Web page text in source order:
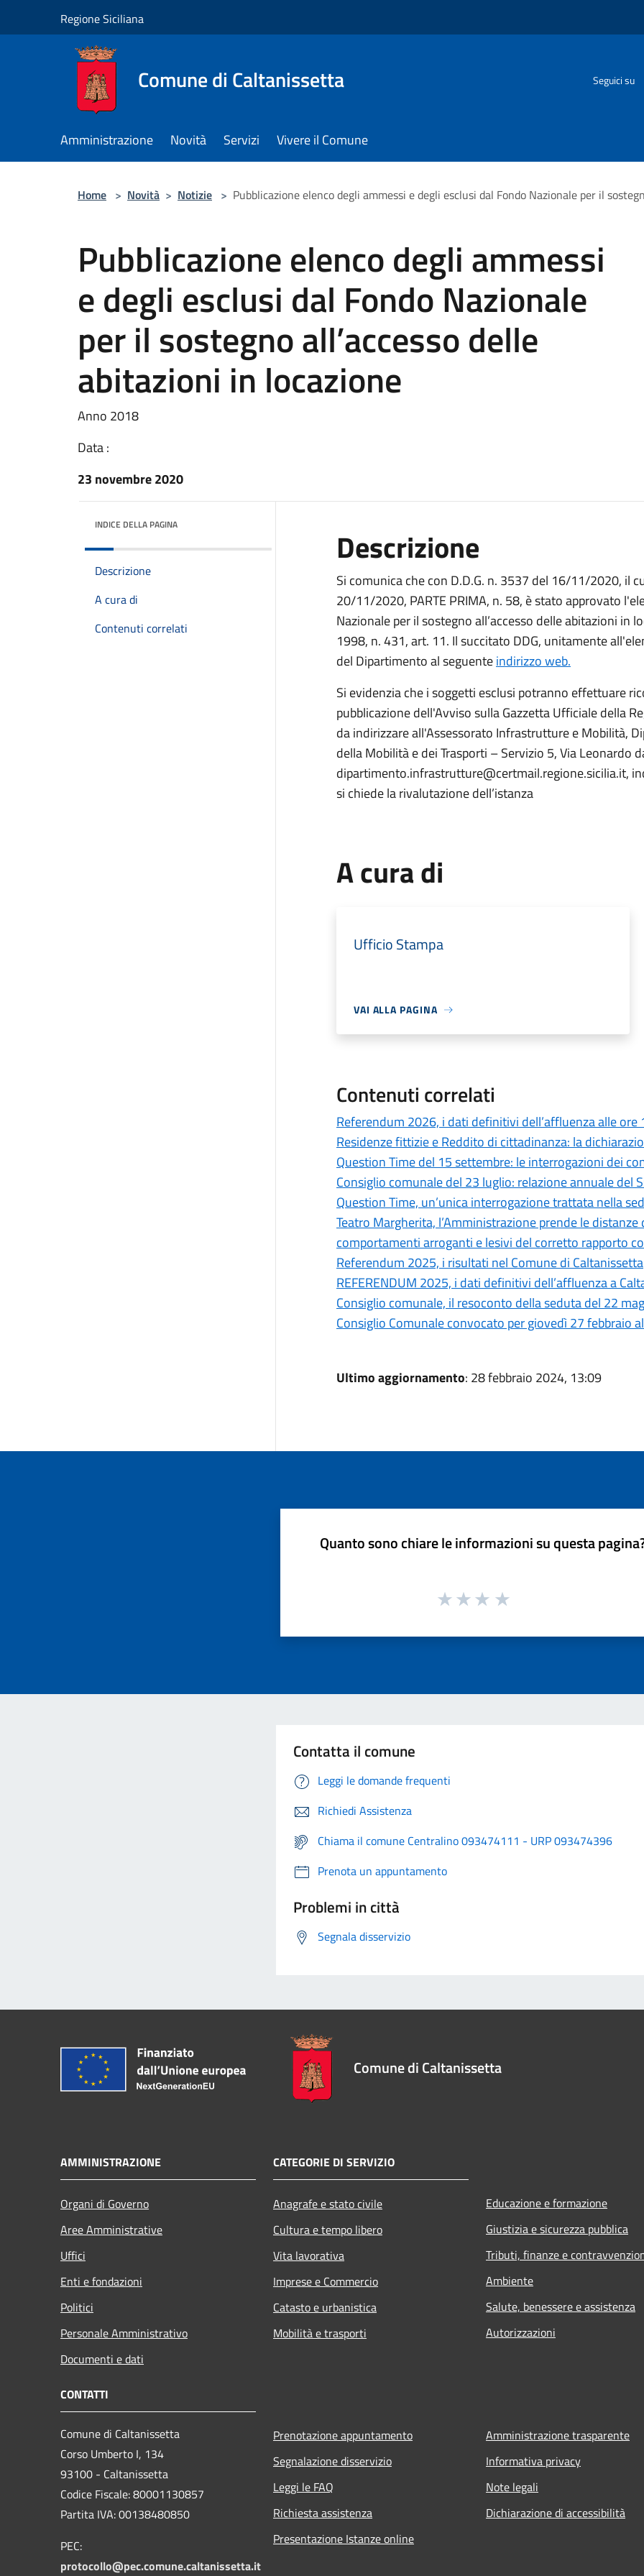
Regione Siciliana
Comune di Caltanissetta Seguici su
Amministrazione Novità Servizi Vivere il Comune
Home > Novità > Notizie > Pubblicazione elenco degli ammessi e degli esclusi dal Fondo Nazionale per il
Pubblicazione elenco degli ammessi
e degli esclusi dal Fondo Nazionale
per il sostegno all’accesso delle
abitazioni in locazione
Anno 2018
Data :
23 novembre 2020
INDICE DELLA PAGINA
Descrizione
A cura di
Contenuti correlati
Descrizione
Si comunica che con D.D.G. n. 3537 del 16/11/2020, il
20/11/2020, PARTE PRIMA, n. 58, è stato approvato
Nazionale per il sostegno all’accesso delle abitazioni in
1998, n. 431, art. 11. Il succitato DDG, unitamente
del Dipartimento al seguenteindirizzo web.
Si evidenzia che i soggetti esclusi potranno effettuare
pubblicazione dell'Avviso sulla Gazzetta Ufficiale della
da indirizzare all'Assessorato Infrastrutture e Mobilità,
della Mobilità e dei Trasporti – Servizio 5, Via Leonardo
dipartimento.infrastrutture@certmail.regione.sicilia.it,
si chiede la rivalutazione dell’istanza
A cura di
Ufficio Stampa
VAI ALLA PAGINA
Contenuti correlati
Referendum 2026, i dati definitivi dell’affluenza alle
Residenze fittizie e Reddito di cittadinanza: la
Question Time del 15 settembre: le interrogazioni dei
Consiglio comunale del 23 luglio: relazione annuale del
Question Time, un’unica interrogazione trattata nella
Teatro Margherita, l’Amministrazione prende le
comportamenti arroganti e lesivi del corretto rapporto
Referendum 2025, i risultati nel Comune di Caltanissetta
REFERENDUM 2025, i dati definitivi dell’affluenza a
Consiglio comunale, il resoconto della seduta del 22
Consiglio Comunale convocato per giovedì 27 febbraio
Ultimo aggiornamento: 28 febbraio 2024, 13:09
Quanto sono chiare le informazioni su questa
Contatta il comune
Leggi le domande frequenti
Richiedi Assistenza
Chiama il comune Centralino 093474111 - URP 093474396
Prenota un appuntamento
Problemi in città
Segnala disservizio
Comune di Caltanissetta
AMMINISTRAZIONE
Organi di Governo
Aree Amministrative
Uffici
Enti e fondazioni
Politici
Personale Amministrativo
Documenti e dati
CATEGORIE DI SERVIZIO
Anagrafe e stato civile
Cultura e tempo libero
Vita lavorativa
Imprese e Commercio
Catasto e urbanistica
Mobilità e trasporti
Educazione e formazione
Giustizia e sicurezza pubblica
Tributi, finanze e
Ambiente
Salute, benessere e assistenza
Autorizzazioni
CONTATTI
Comune di Caltanissetta
Corso Umberto I, 134
93100 - Caltanissetta
Codice Fiscale: 80001130857
Partita IVA: 00138480850
PEC:
protocollo@pec.comune.caltanissetta.it
Prenotazione appuntamento
Segnalazione disservizio
Leggi le FAQ
Richiesta assistenza
Presentazione Istanze online
Amministrazione trasparente
Informativa privacy
Note legali
Dichiarazione di accessibilità